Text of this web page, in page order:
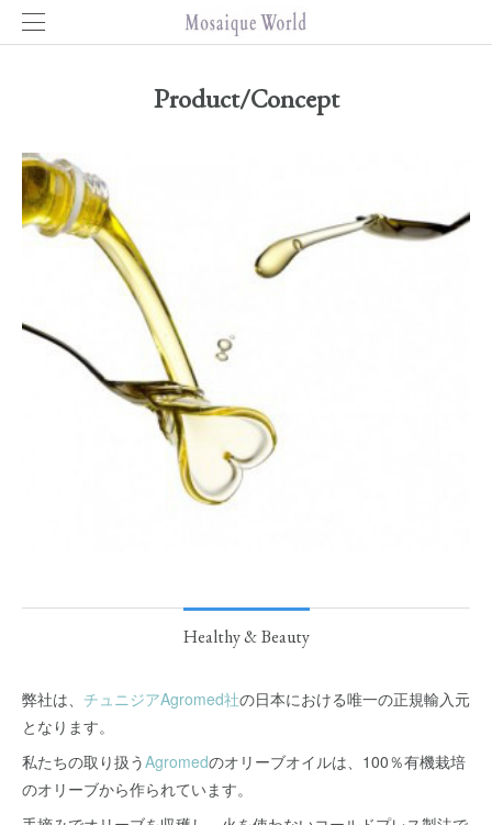
Product/Concept
Healthy & Beauty
弊社は、 チュニジアAgromed社の日本における唯一の正規輸入元
となります。
私たちの取り扱うAgromedのオリーブオイルは、100％有機栽培
のオリーブから作られています。